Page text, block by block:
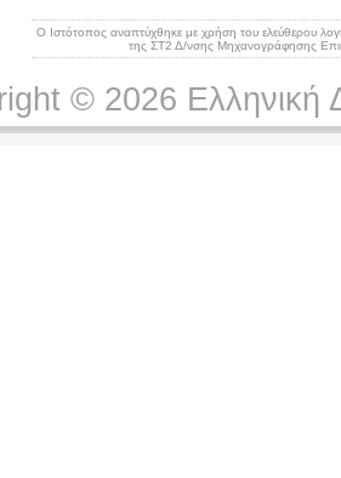
Ο Ιστότοπος αναπτύχθηκε με χρήση του ελεύθερου
της ΣΤ2 Δ/νσης Μηχανογράφησης
© 2026